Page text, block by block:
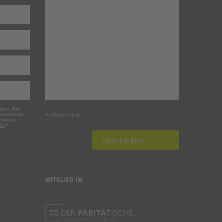
Ihre
. *
* Pflichtfelder
abschicken
MITGLIED IM